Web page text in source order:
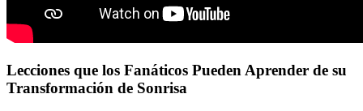
Lecciones que los Fanáticos Pueden Aprender de su
Transformación de Sonrisa